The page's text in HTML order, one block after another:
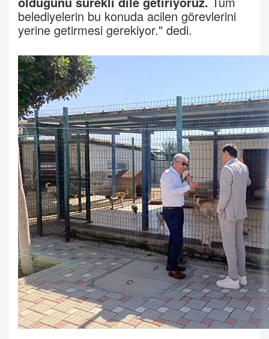
belediyelerin bu konuda acilen görevlerini
yerine getirmesi gerekiyor." dedi.